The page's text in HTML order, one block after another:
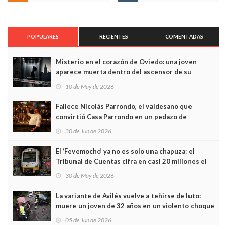
POPULARES RECIENTES COMENTADAS
Misterio en el corazón de Oviedo: una joven
aparece muerta dentro del ascensor de su
edificio y las cámaras captan sus últimos minutos
10 de May de 2026
Fallece Nicolás Parrondo, el valdesano que
convirtió Casa Parrondo en un pedazo de
Asturias en Madrid
30 de Jun de 2026
El ‘Fevemocho’ ya no es solo una chapuza: el
Tribunal de Cuentas cifra en casi 20 millones el
sobrecoste de los trenes que no cabían por los
30 de May de 2026
La variante de Avilés vuelve a teñirse de luto:
muere un joven de 32 años en un violento choque
frontal
05 de Jun de 2026